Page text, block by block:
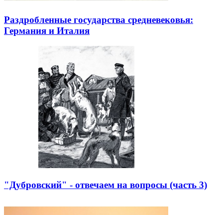
Раздробленные государства средневековья:
Германия и Италия
"Дубровский" - отвечаем на вопросы (часть 3)